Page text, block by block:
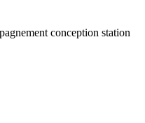
conception station